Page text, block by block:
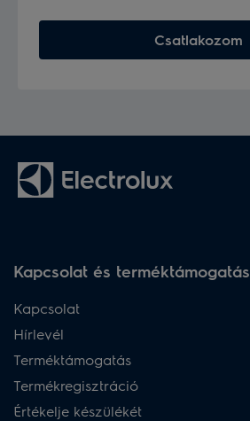
Csatlakozom
Kapcsolat és terméktámogatás
Kapcsolat
Hírlevél
Terméktámogatás
Termékregisztráció
Értékelje készülékét